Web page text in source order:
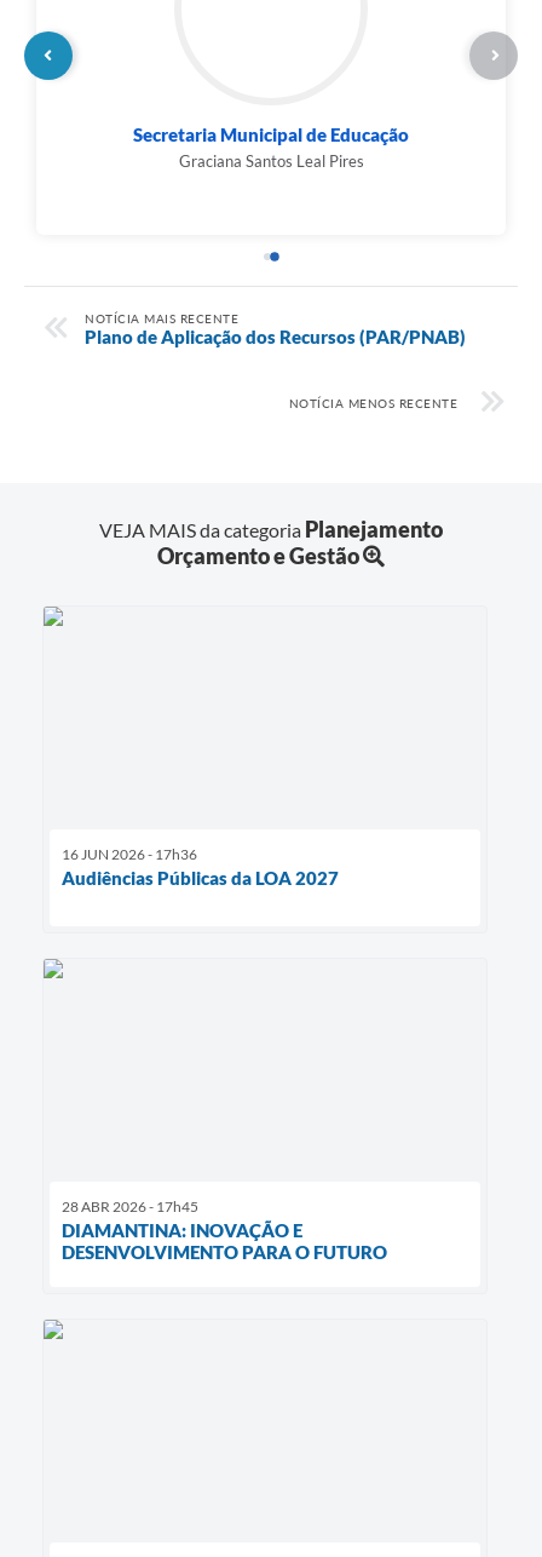
Secretaria Municipal de Educação
Graciana Santos Leal Pires
NOTÍCIA MAIS RECENTE
Plano de Aplicação dos Recursos (PAR/PNAB)
NOTÍCIA MENOS RECENTE
VEJA MAIS da categoria Planejamento
Orçamento e Gestão
16 JUN 2026 - 17h36
Audiências Públicas da LOA 2027
28 ABR 2026 - 17h45
DIAMANTINA: INOVAÇÃO E
DESENVOLVIMENTO PARA O FUTURO